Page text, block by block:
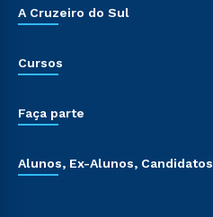
A Cruzeiro do Sul
Cursos
Faça parte
Alunos, Ex-Alunos, Candidatos